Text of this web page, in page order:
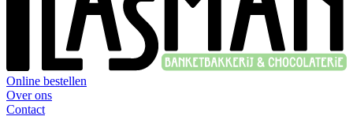
Online bestellen
Over ons
Contact